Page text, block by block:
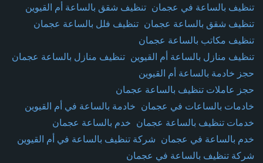
تنظيف بالساعة في عجمان تنظيف شقق بالساعة أم القيوين
تنظيف شقق بالساعة عجمان تنظيف فلل بالساعة عجمان
تنظيف مكاتب بالساعة عجمان
تنظيف منازل بالساعة أم القيوين تنظيف منازل بالساعة عجمان
حجز خادمة بالساعة أم القيوين
حجز عاملات تنظيف بالساعة عجمان
خادمات بالساعات في عجمان خادمة بالساعة في أم القيوين
خدمات تنظيف بالساعة عجمان خدم بالساعة عجمان
خدم بالساعة في عجمان شركة تنظيف بالساعة في أم القيوين
شركة تنظيف بالساعة في عجمان